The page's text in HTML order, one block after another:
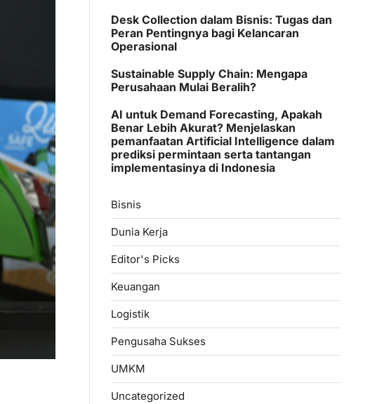
Desk Collection dalam Bisnis: Tugas dan
Peran Pentingnya bagi Kelancaran
Operasional
Sustainable Supply Chain: Mengapa
Perusahaan Mulai Beralih?
AI untuk Demand Forecasting, Apakah
Benar Lebih Akurat? Menjelaskan
pemanfaatan Artificial Intelligence dalam
prediksi permintaan serta tantangan
implementasinya di Indonesia
Bisnis
Dunia Kerja
Editor's Picks
Keuangan
Logistik
Pengusaha Sukses
UMKM
Uncategorized